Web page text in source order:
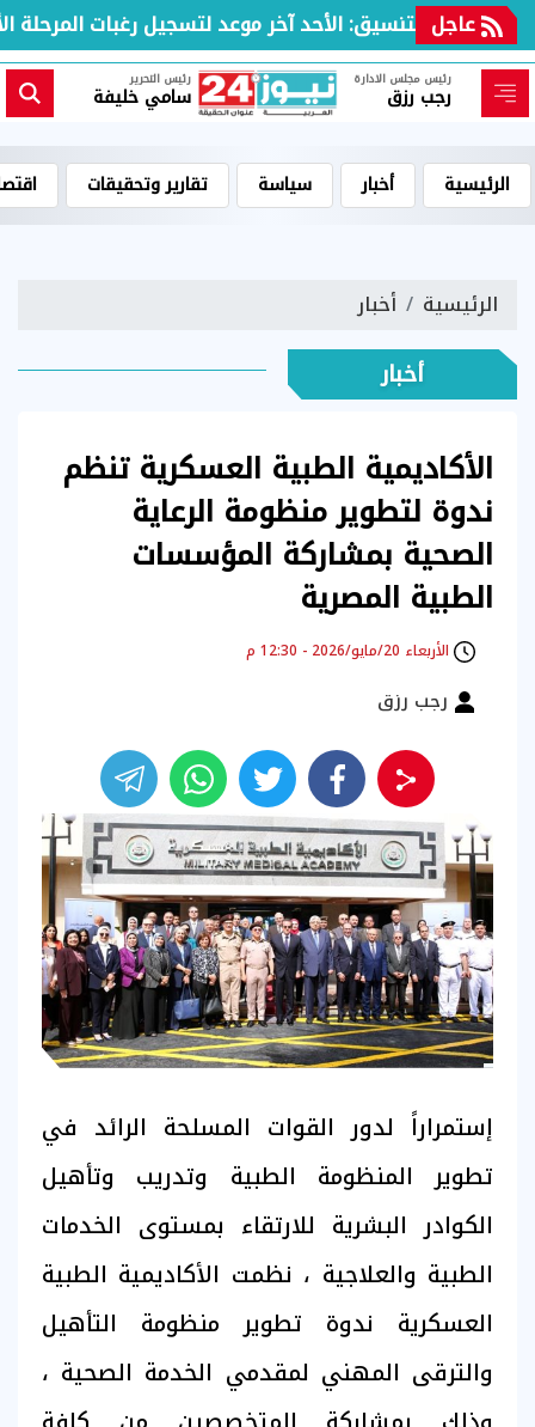
عاجل
مكتب التنسيق: الأحد آخر موعد لتسجيل رغبات المرحلة
رئيس مجلس الادارة
رجب رزق
رئيس التحرير
سامي خليفة
الرئيسية أخبار سياسة تقارير وتحقيقات
الرئيسية أخبار
أخبار
الأكاديمية الطبية العسكرية تنظم
ندوة لتطوير منظومة الرعاية
الصحية بمشاركة المؤسسات
الطبية المصرية
الأربعاء 20/مايو/2026 - 12:30 م
رجب رزق
إستمراراً لدور القوات المسلحة الرائد في
تطوير المنظومة الطبية وتدريب وتأهيل
الكوادر البشرية للارتقاء بمستوى الخدمات
الطبية والعلاجية ، نظمت الأكاديمية الطبية
العسكرية ندوة تطوير منظومة التأهيل
والترقى المهني لمقدمي الخدمة الصحية ،